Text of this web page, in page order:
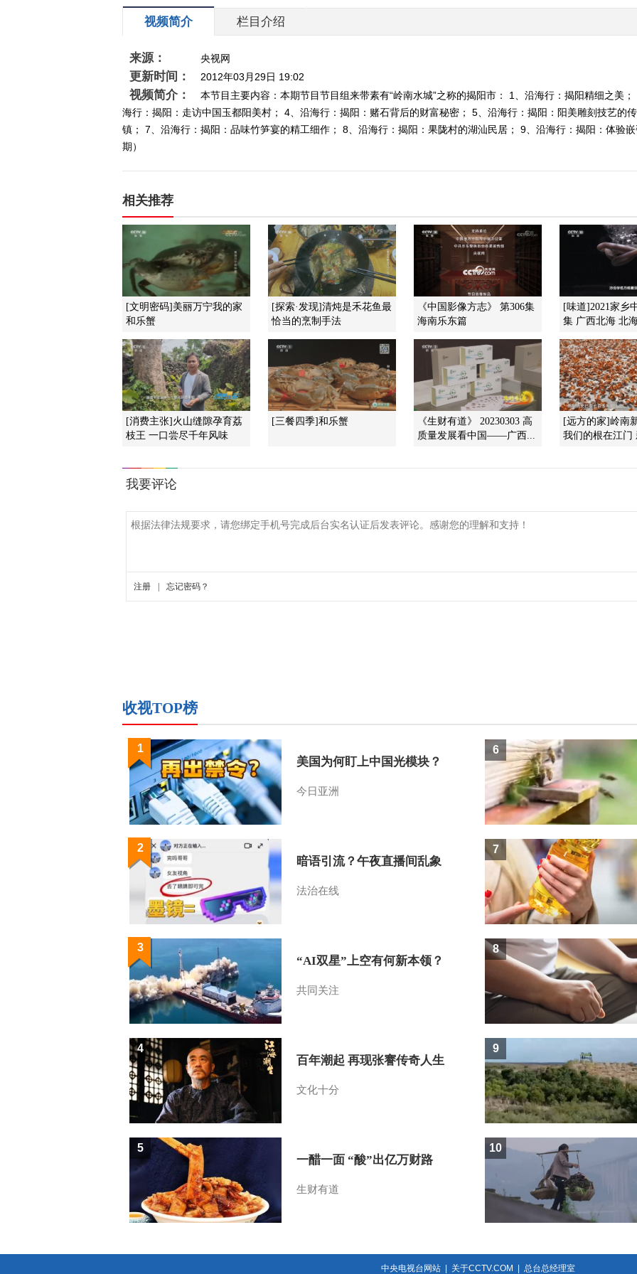
视频简介 栏目介绍
来源： 央视网
更新时间： 2012年03月29日 19:02
视频简介：
本节目主要内容：本期节目节目组来带素有“岭南水城”之称的揭阳市： 1、沿海行：揭阳精细之美
海行：揭阳：走访中国玉都阳美村； 4、沿海行：揭阳：赌石背后的财富秘密； 5、沿海行：揭阳：阳美雕刻技艺的
镇； 7、沿海行：揭阳：品味竹笋宴的精工细作； 8、沿海行：揭阳：果陇村的湖汕民居； 9、沿海行：揭阳：体验
期）
相关推荐
[文明密码]美丽万宁我的家
和乐蟹
[探索·发现]清炖是禾花鱼最
恰当的烹制手法
《中国影像方志》 第306集
海南乐东篇
[味道]2021家乡
集 广西北海 北
[消费主张]火山缝隙孕育荔
枝王 一口尝尽千年风味
[三餐四季]和乐蟹
《生财有道》 20230303 高
质量发展看中国——广西...
[远方的家]岭
我们的根在江门
收视TOP榜
美国为何盯上中国光模块？
今日亚洲
1
暗语引流？午夜直播间乱象
法治在线
2
“AI双星”上空有何新本领？
共同关注
3
百年潮起 再现张謇传奇人生
文化十分
4
一醋一面 “酸”出亿万财路
生财有道
5
6
7
8
9
10
中央电视台网站| 关于CCTV.COM 总台总经理室